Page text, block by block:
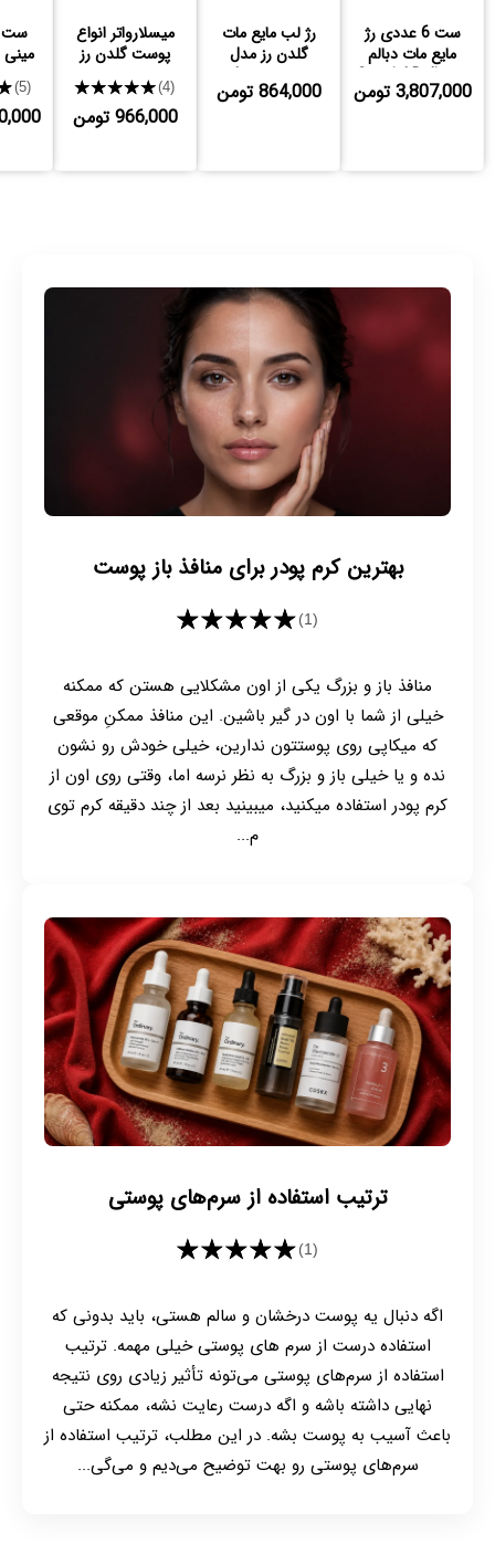
ست 6 عددی رژ
مایع مات دبالم
Special Delivery
3,807,000 تومن
رژ لب مایع مات
گلدن رز مدل
Longstay
864,000 تومن
میسلارواتر انواع
پوست گلدن رز
★★★★★(4)
966,000 تومن
ست
(5)
بهترین کرم پودر برای منافذ باز پوست
★★★★★(1)
منافذ باز و بزرگ یکی از اون مشکلایی هستن که ممکنه
خیلی از شما با اون در گیر باشین. این منافذ ممکنِ موقعی
که میکاپی روی پوستتون ندارین، خیلی خودش رو نشون
نده و یا خیلی باز و بزرگ به نظر نرسه اما، وقتی روی اون از
کرم پودر استفاده میکنید، میبینید بعد از چند دقیقه کرم توی
م...
ترتیب استفاده از سرم‌های پوستی
★★★★★(1)
اگه دنبال یه پوست درخشان و سالم هستی، باید بدونی که
استفاده درست از سرم های پوستی خیلی مهمه. ترتیب
استفاده از سرم‌های پوستی می‌تونه تأثیر زیادی روی نتیجه
نهایی داشته باشه و اگه درست رعایت نشه، ممکنه حتی
باعث آسیب به پوست بشه. در این مطلب، ترتیب استفاده از
سرم‌های پوستی رو بهت توضیح می‌دیم و می‌گی...